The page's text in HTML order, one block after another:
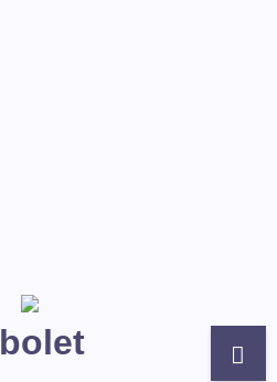
Ebolet